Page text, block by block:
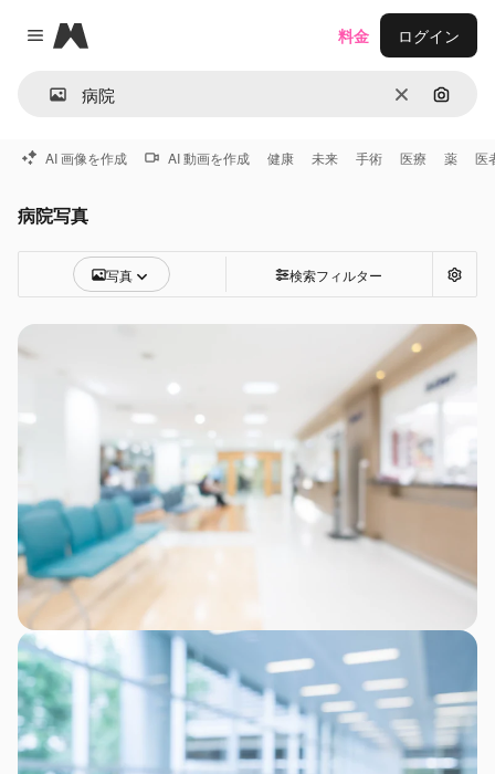
Close menu
Magnific
消去 画像で
料金 ログイン
AI 画像を作成 AI 動画を作成 健康 未来 手術 医療 薬 医
病院写真
写真 検索フィルター